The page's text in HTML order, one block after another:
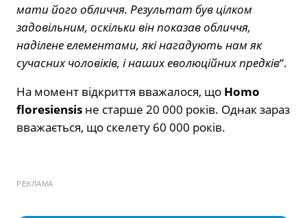
мати його обличчя. Результат був цілком
задовільним, оскільки він показав обличчя,
наділене елементами, які нагадують нам як
сучасних чоловіків, і наших еволюційних предків“.
На момент відкриття вважалося, що Homo
floresiensis не старше 20 000 років. Однак зараз
вважається, що скелету 60 000 років.
РЕКЛАМА